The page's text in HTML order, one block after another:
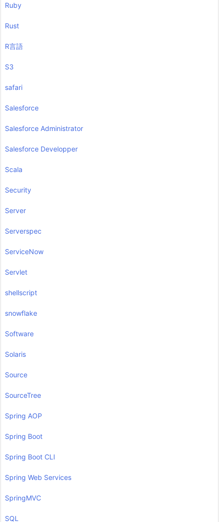
Ruby
Rust
R言語
S3
safari
Salesforce
Salesforce Administrator
Salesforce Developper
Scala
Security
Server
Serverspec
ServiceNow
Servlet
shellscript
snowflake
Software
Solaris
Source
SourceTree
Spring AOP
Spring Boot
Spring Boot CLI
Spring Web Services
SpringMVC
SQL